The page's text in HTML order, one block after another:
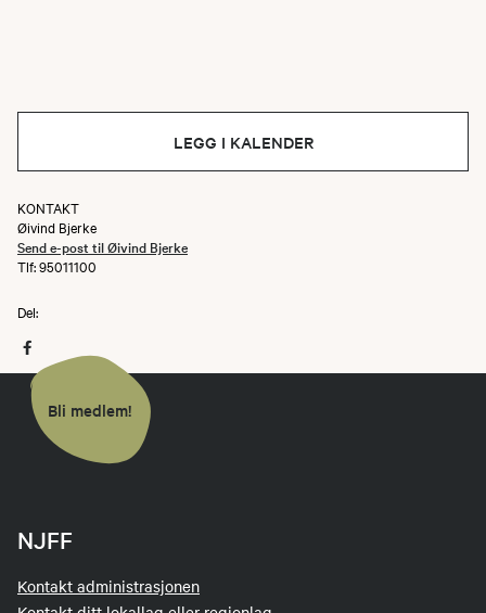
LEGG I KALENDER
KONTAKT
Øivind Bjerke
Send e-post til Øivind Bjerke
Tlf: 95011100
Del:
Bli medlem!
NJFF
Kontakt administrasjonen